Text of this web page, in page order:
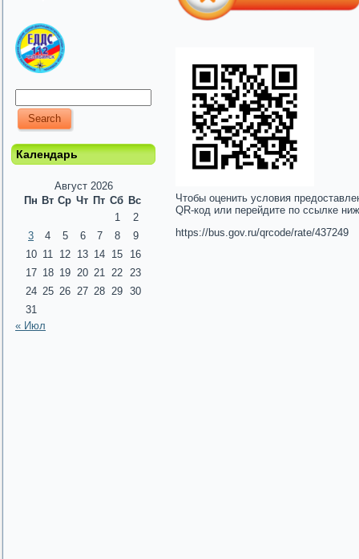
Календарь
Август 2026
Пн Вт Ср Чт Пт Сб Вс
1
2
3
4 5 6 7 8
9
10 11 12 13 14 15
16
17 18 19 20 21 22
23
24 25 26 27 28 29 30
31
« Июл
Чтобы оценить условия
QR-код или перейдите по ссылке
https://bus.gov.ru/qrcode/rate/437249